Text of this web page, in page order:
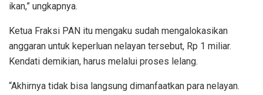
ikan,” ungkapnya.
Ketua Fraksi PAN itu mengaku sudah mengalokasikan
anggaran untuk keperluan nelayan tersebut, Rp 1 miliar.
Kendati demikian, harus melalui proses lelang.
“Akhirnya tidak bisa langsung dimanfaatkan para nelayan.